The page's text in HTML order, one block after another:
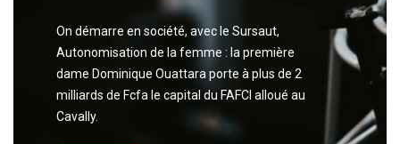
On démarre en société, avec le Sursaut,
Autonomisation de la femme : la première
dame Dominique Ouattara porte à plus de 2
milliards de Fcfa le capital du FAFCI alloué au
Cavally.